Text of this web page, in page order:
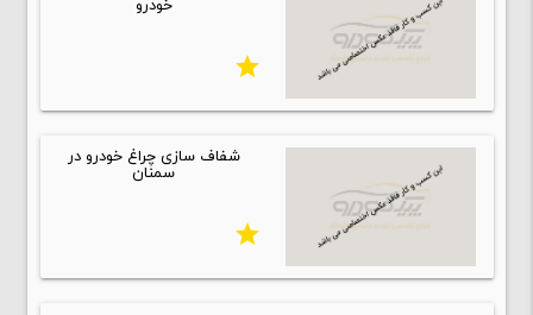
star
شفاف سازی چراغ خودرو در
سمنان
star